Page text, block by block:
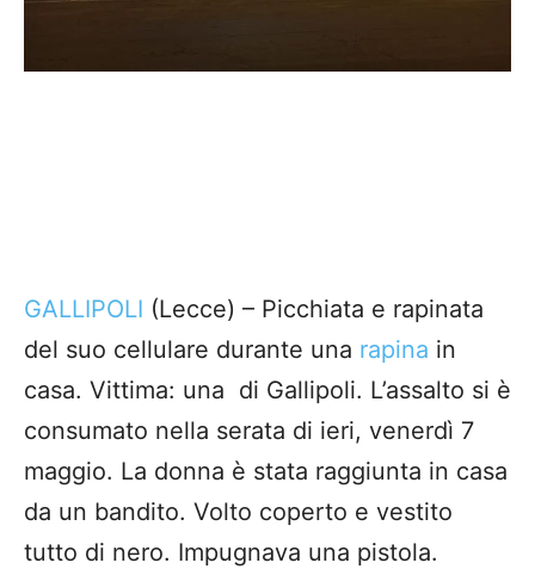
GALLIPOLI (Lecce) – Picchiata e rapinata
del suo cellulare durante una rapina in
casa. Vittima: una di Gallipoli. L’assalto si è
consumato nella serata di ieri, venerdì 7
maggio. La donna è stata raggiunta in casa
da un bandito. Volto coperto e vestito
tutto di nero. Impugnava una pistola.